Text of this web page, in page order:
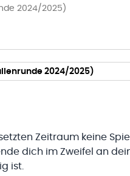
2024/2025)
2024/2025)
Zeitraum keine
dich im Zweifel an
ist.